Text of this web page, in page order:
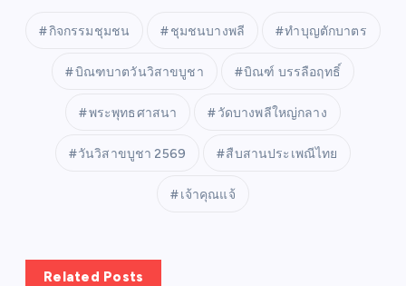
กิจกรรมชุมชน ชุมชนบางพลี ทำบุญตักบาตร
บิณฑบาตวันวิสาขบูชา บิณฑ์ บรรลือฤทธิ์
พระพุทธศาสนา วัดบางพลีใหญ่กลาง
วันวิสาขบูชา 2569 สืบสานประเพณีไทย
เจ้าคุณแจ้
Related Posts